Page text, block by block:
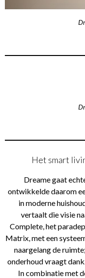
Het smart
Dreame gaat
ontwikkelde daarom
in moderne
vertaalt die visie
Complete, het
Matrix, met een
naargelang de
onderhoud vraagt
In combinatie met